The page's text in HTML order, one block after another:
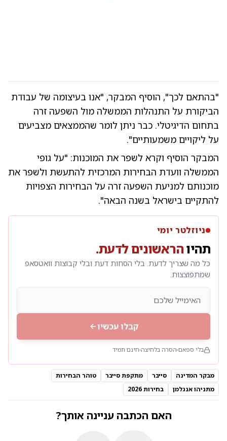
"בהתאם לכך", הוסיף המבקר, "אנו בעיצומה של עבודת
הביקורת על התנהלות הממשלה מול השפעה זרה
בתחום הדיגיטלי. כבר ניתן לומר שהממצאים מצביעים
על ליקויים משמעותיים".
המבקר הוסיף וקרא לשפר את המוכנות: "על גופי
הממשלה וועדת הבחירות המרכזית להתעשת ולשפר את
מוכנותם למניעת השפעה זרה על הבחירות הצפויות
להתקיים בישראל בשנה הבאה".
ניוזלטר יומי
תהיוהראשונים לדעת.
כל מה שצריך לדעת. בלי הסחות דעת ובלי קבוצות וואטסאפ
שמתפוצצות.
קבלו עכשיו
בלי ספאם הסרה בלחיצה חינם תמיד
מבקר המדינה סייבר מתקפת סייבר
טוהר הבחירות
מתניהו אנגלמן
בחירות 2026
האם הכתבה עניינה אותך?